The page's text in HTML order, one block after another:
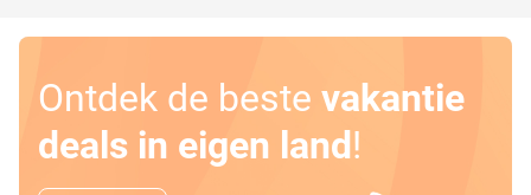
Ontdek de beste vakantie
deals in eigen land!